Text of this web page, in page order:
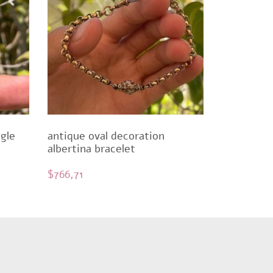
antique oval decoration
albertina bracelet
$766,71